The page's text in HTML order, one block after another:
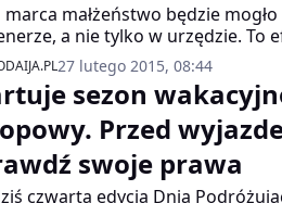
marca małżeństwo będzie
a nie tylko w urzędzie. To
o aktach stanu cywilnego.
powinno jednak gwarantować
i bezpieczeństwo wszystkim
muszą się także liczyć z
Za ślub pod chmurką
przepisy pozwalają też rodzicom
obce imiona. Prostszy ma też
27 lutego 2015, 08:44
sezon
Przed
swoje prawa
czwarta edycja Dnia